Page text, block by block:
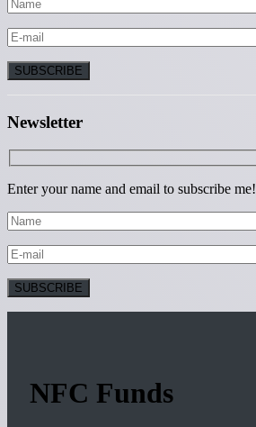
Newsletter
Enter your name and email to subscribe me!
NFC Funds